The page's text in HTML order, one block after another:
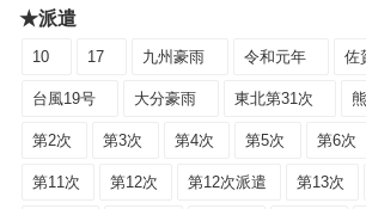
★派遣
10 17 九州豪雨 令和元年 佐
台風19号 大分豪雨 東北第31次
第2次 第3次 第4次 第5次 第6次
第11次 第12次 第12次派遣 第13次